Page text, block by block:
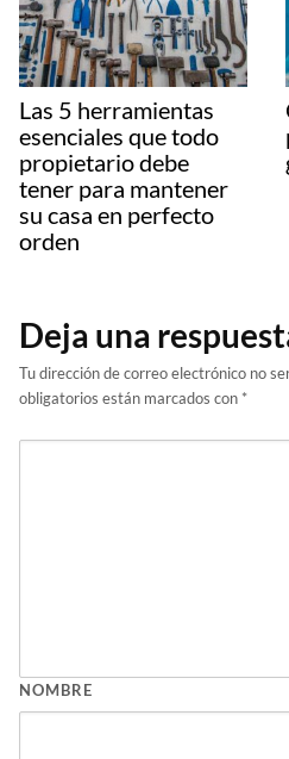
Las 5 herramientas
esenciales que todo
propietario debe
tener para mantener
su casa en perfecto
orden
Deja una
Tu dirección de correo electrónico no
obligatorios están marcados con *
NOMBRE